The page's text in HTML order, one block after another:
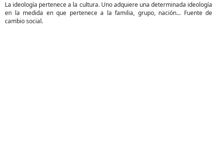
La ideología pertenece a la cultura. Uno adquiere una determinada ideología
en la medida en que pertenece a la familia, grupo, nación... Fuente de
cambio social.